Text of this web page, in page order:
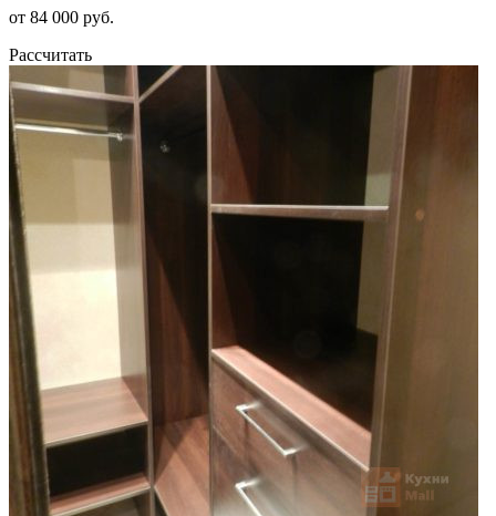
от 84 000 руб.
Рассчитать